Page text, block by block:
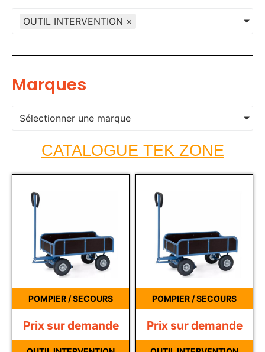
OUTIL INTERVENTION ×
Marques
Sélectionner une marque
CATALOGUE TEK ZONE
POMPIER / SECOURS
Prix sur demande
POMPIER / SECOURS
Prix sur demande